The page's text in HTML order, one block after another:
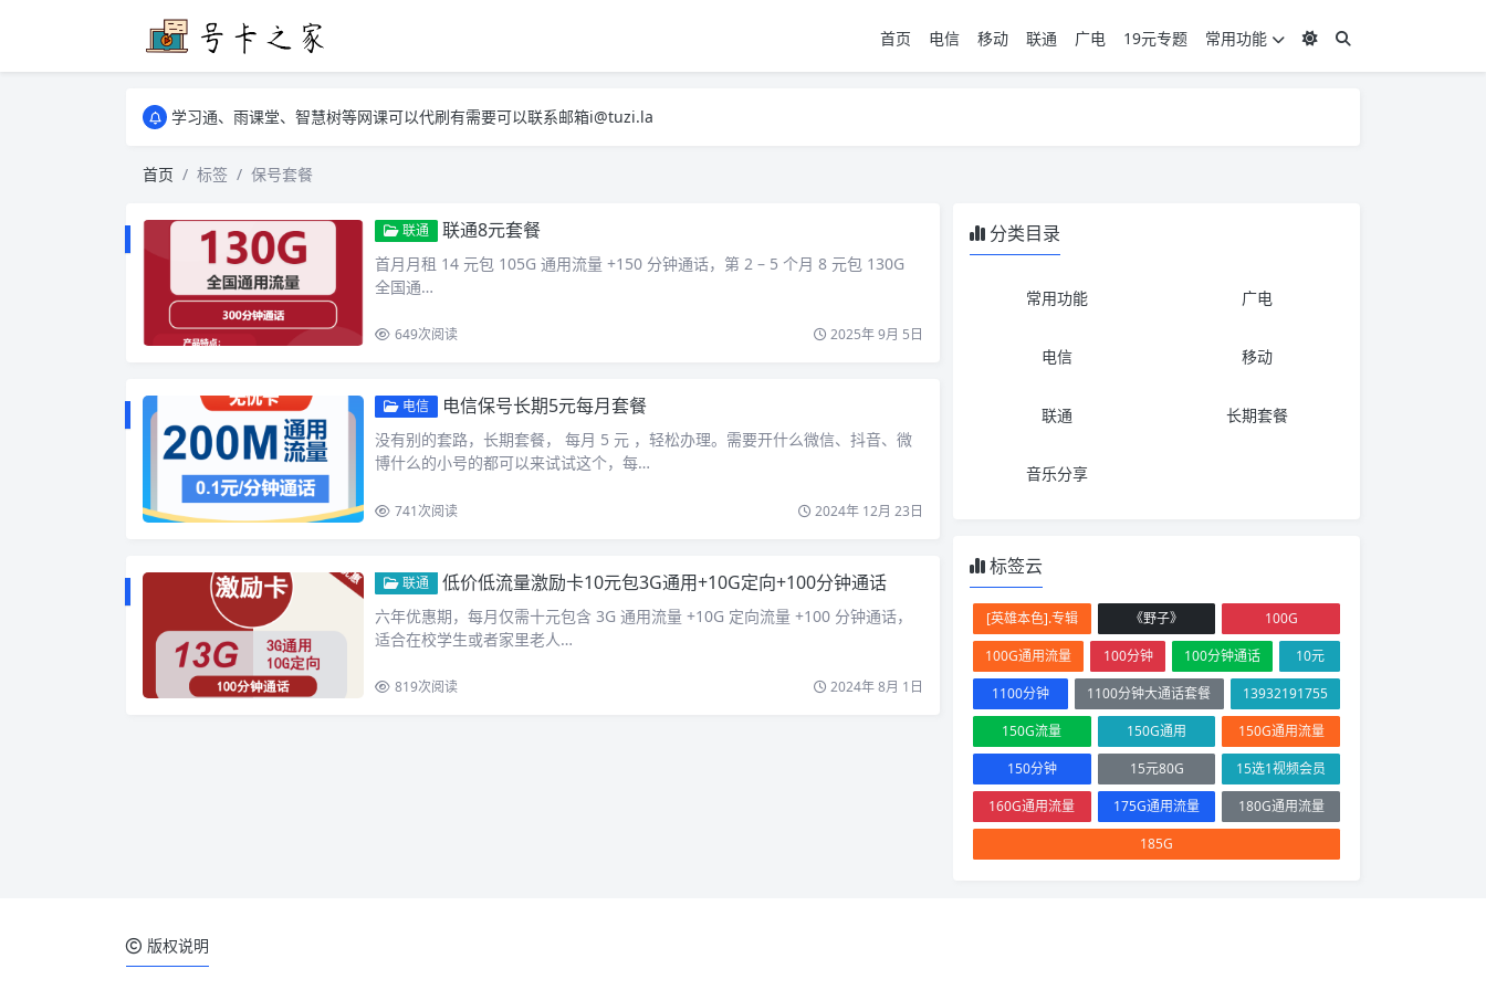
首页 电信 移动 联通 广电 19元专题 常用功能
学习通、雨课堂、智慧树等网课可以代刷有需要可以联系邮箱i@tuzi.la
卡友须知 1，点击链接商品不存在就是下架了，已下单不影响 2，下单后会有审核可以在常见问题里面的查单链接查询进度 3，下单要看好可以发货的地区
卡友须知 1，点击链接商品不存在就是下架了，已下单不影响 2，下单后会有审核可以在常见问题里面的查单链接查询进度 3，下单要看好可以发货的地区
首页 标签 保号套餐
联通 联通8元套餐
首月月租 14 元包 105G 通用流量 +150 分钟通话，第 2 – 5 个月 8 元包 130G
全国通…
649次阅读 2025年 9月 5日
电信 电信保号长期5元每月套餐
没有别的套路，长期套餐， 每月 5 元 ，轻松办理。需要开什么微信、抖音、微
博什么的小号的都可以来试试这个，每…
741次阅读 2024年 12月 23日
联通 低价低流量激励卡10元包3G通用+10G定向+100分钟通话
六年优惠期，每月仅需十元包含 3G 通用流量 +10G 定向流量 +100 分钟通话，
适合在校学生或者家里老人…
819次阅读 2024年 8月 1日
分类目录
常用功能 广电
电信 移动
联通 长期套餐
音乐分享
标签云
[英雄本色].专辑 《野子》
100G
100G通用流量
100分钟 100分钟通话
10元
1100分钟
1100分钟大通话套餐
13932191755
150G流量
150G通用
150G通用流量
150分钟
15元80G
15选1视频会员
160G通用流量
175G通用流量
180G通用流量
185G
版权说明